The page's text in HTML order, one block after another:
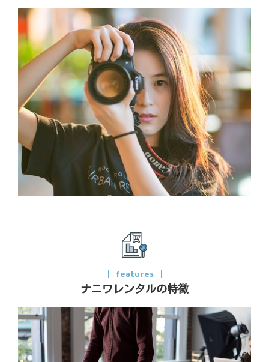
features
ナニワレンタルの特徴